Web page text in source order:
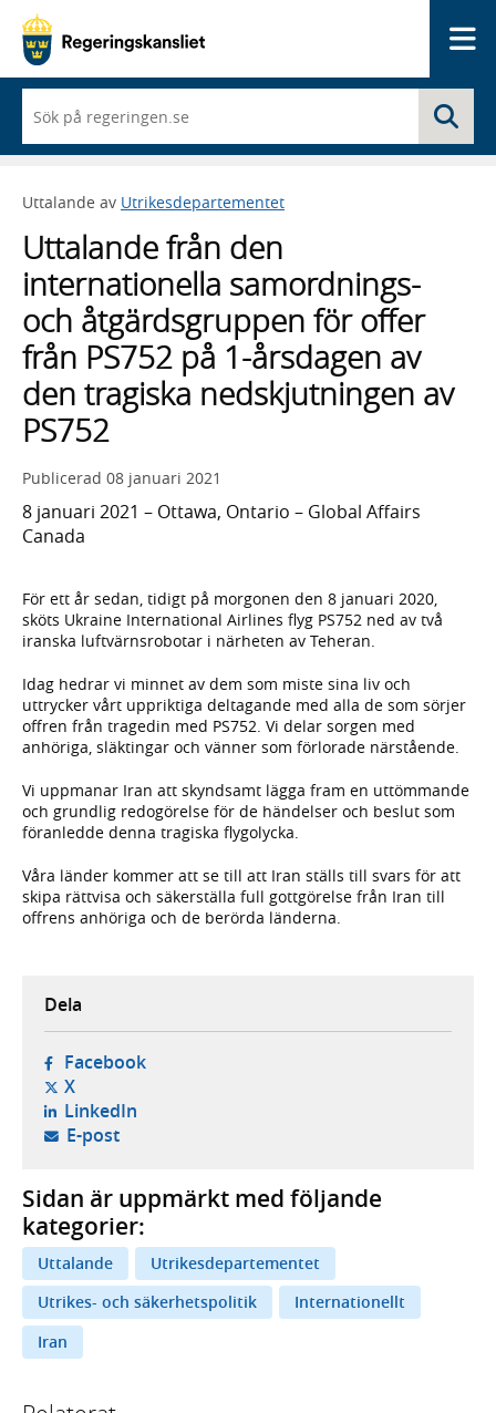
du
börjar
skriva
framträder
lista
med
sökförslag
Uttalande av Utrikesdepartementet
Uttalande från den
internationella samordnings-
och åtgärdsgruppen för offer
från PS752 på 1-årsdagen av
den tragiska nedskjutningen av
PS752
Publicerad 08 januari 2021
8 januari 2021 – Ottawa, Ontario – Global Affairs
Canada
För ett år sedan, tidigt på morgonen den 8 januari 2020,
sköts Ukraine International Airlines flyg PS752 ned av två
iranska luftvärnsrobotar i närheten av Teheran.
Idag hedrar vi minnet av dem som miste sina liv och
uttrycker vårt uppriktiga deltagande med alla de som sörjer
offren från tragedin med PS752. Vi delar sorgen med
anhöriga, släktingar och vänner som förlorade närstående.
Vi uppmanar Iran att skyndsamt lägga fram en uttömmande
och grundlig redogörelse för de händelser och beslut som
föranledde denna tragiska flygolycka.
Våra länder kommer att se till att Iran ställs till svars för att
skipa rättvisa och säkerställa full gottgörelse från Iran till
offrens anhöriga och de berörda länderna.
Dela
Facebook- öppnas i ny flik, extern webbplats,
X- öppnas i ny flik, extern webbplats,
LinkedIn- öppnas i ny flik, extern webbplats,
E-post- öppnar din e-postklient,
Sidan är uppmärkt med följande
kategorier:
Uttalande
Utrikesdepartementet
Utrikes- och säkerhetspolitik
Internationellt
Iran